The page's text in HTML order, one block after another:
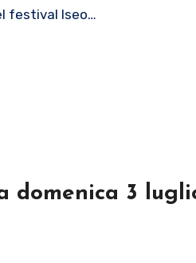
festival Iseo…
domenica 3